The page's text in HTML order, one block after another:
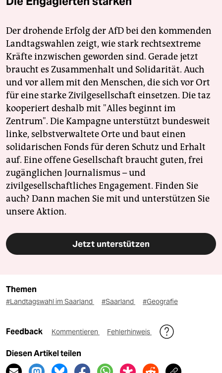
Der drohende Erfolg der AfD bei den kommenden
Landtagswahlen zeigt, wie stark rechtsextreme
Kräfte inzwischen geworden sind. Gerade jetzt
braucht es Zusammenhalt und Solidarität. Auch
und vor allem mit den Menschen, die sich vor Ort
für eine starke Zivilgesellschaft einsetzen. Die taz
kooperiert deshalb mit "Alles beginnt im
Zentrum". Die Kampagne unterstützt bundesweit
linke, selbstverwaltete Orte und baut einen
solidarischen Fonds für deren Schutz und Erhalt
auf. Eine offene Gesellschaft braucht guten, frei
zugänglichen Journalismus – und
zivilgesellschaftliches Engagement. Finden Sie
auch? Dann machen Sie mit und unterstützen Sie
unsere Aktion.
Jetzt unterstützen
Themen
#Landtagswahl im Saarland #Saarland #Geografie
Feedback Kommentieren Fehlerhinweis
Diesen Artikel teilen